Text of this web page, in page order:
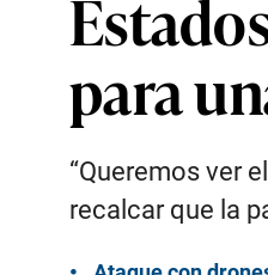
para
“Queremos ver
recalcar que la